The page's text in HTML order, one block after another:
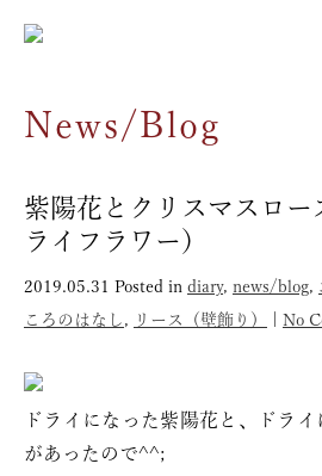
News/Blog
紫陽花とクリスマスロー
ライフラワー）
2019.05.31 Posted in diary, news/blog,
ころのはなし , リース（壁飾り） No
ドライになった紫陽花と、ドラ
があったので^^;